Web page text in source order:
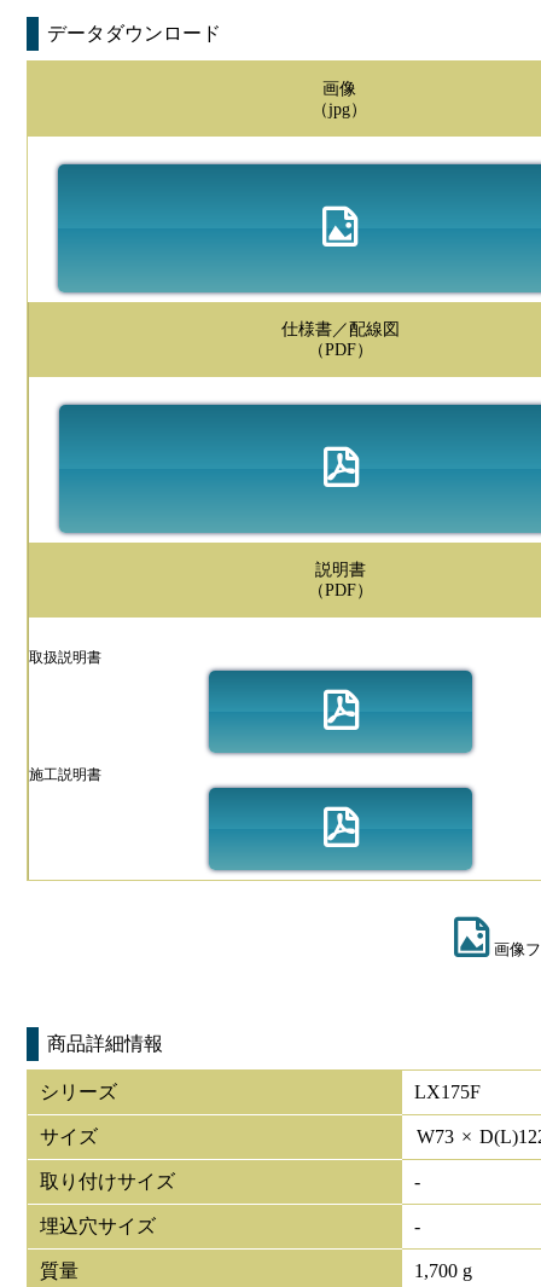
データダウンロード
画像
（jpg）
仕様書／配線図
（PDF）
説明書
（PDF）
取扱説明書
施工説明書
画像
商品詳細情報
シリーズ LX175F
サイズ W73 × D(L)
取り付けサイズ -
埋込穴サイズ -
質量 1,700 g